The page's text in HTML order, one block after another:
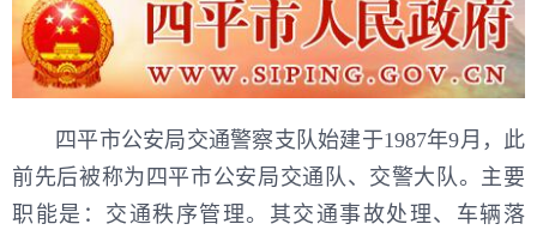
四平市公安局交通警察支队始建于1987年9月，此
前先后被称为四平市公安局交通队、交警大队。主要
职能是：交通秩序管理。其交通事故处理、车辆落